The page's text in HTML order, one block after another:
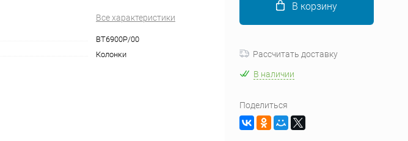
Все характеристики
BT6900P/00
Колонки
В корзину
Рассчитать доставку
В наличии
Поделиться